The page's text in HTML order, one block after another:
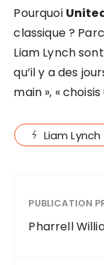
Pourquoi
classique ?
Liam Lynch
qu’il y a des
main », «
Liam Lynch
PUBLICATION
Pharrell